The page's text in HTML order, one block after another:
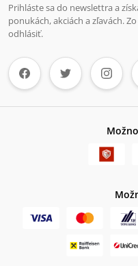
Prihláste sa do newslettra a
ponukách, akciách a zľavách.
odhlásiť.